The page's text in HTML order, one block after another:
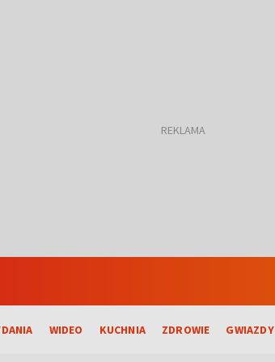
WIDEO KUCHNIA ZDROWIE GWIAZDY